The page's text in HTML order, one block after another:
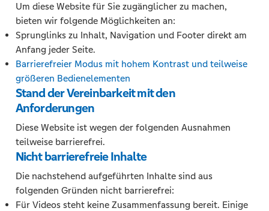
Um diese Website für Sie zugänglicher zu machen,
bieten wir folgende Möglichkeiten an:
Sprunglinks zu Inhalt, Navigation und Footer direkt am
Anfang jeder Seite.
Barrierefreier Modus mit hohem Kontrast und teilweise
größeren Bedienelementen
Stand der Vereinbarkeit mit den
Anforderungen
Diese Website ist wegen der folgenden Ausnahmen
teilweise barrierefrei.
Nicht barrierefreie Inhalte
Die nachstehend aufgeführten Inhalte sind aus
folgenden Gründen nicht barrierefrei:
Für Videos steht keine Zusammenfassung bereit. Einige